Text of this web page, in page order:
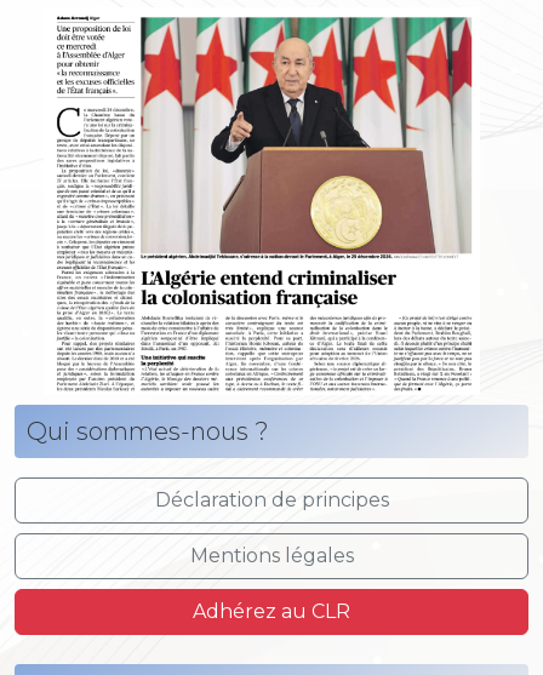
Qui sommes-nous ?
Déclaration de principes
Mentions légales
Adhérez au CLR